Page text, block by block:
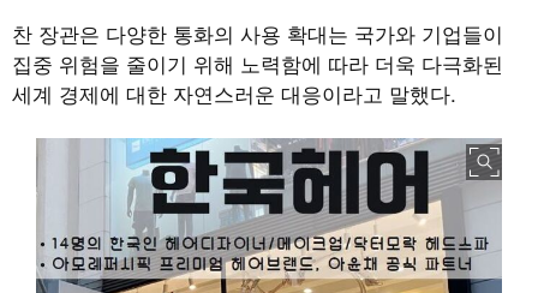
찬 장관은 다양한 통화의 사용 확대는 국가와 기업들이
집중 위험을 줄이기 위해 노력함에 따라 더욱 다극화된
세계 경제에 대한 자연스러운 대응이라고 말했다.